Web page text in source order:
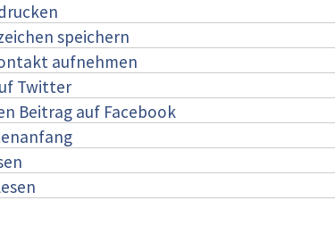
speichern
aufnehmen
Twitter
Beitrag auf Facebook